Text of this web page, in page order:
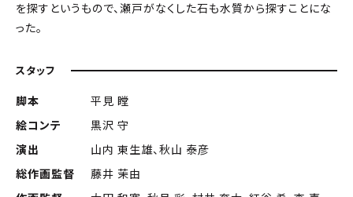
を探すというもので、瀬戸がなくした石も水質から探すことにな
った。
スタッフ
脚本
平見 瞠
絵コンテ
黒沢 守
演出
山内 東生雄、秋山 泰彦
総作画監督
藤井 茉由